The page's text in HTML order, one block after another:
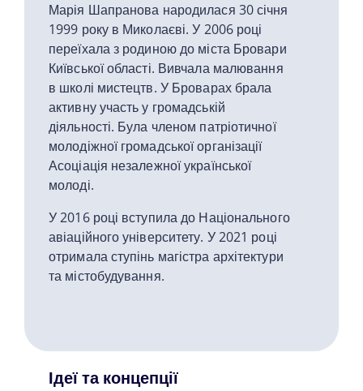
Марія Шапранова народилася 30 січня
1999 року в Миколаєві. У 2006 році
переїхала з родиною до міста Бровари
Київської області. Вивчала малювання
в школі мистецтв. У Броварах брала
активну участь у громадській
діяльності. Була членом патріотичної
молодіжної громадської організації
Асоціація незалежної української
молоді.
У 2016 році вступила до Національного
авіаційного університету. У 2021 році
отримала ступінь магістра архітектури
та містобудування.
Ідеї та концепції